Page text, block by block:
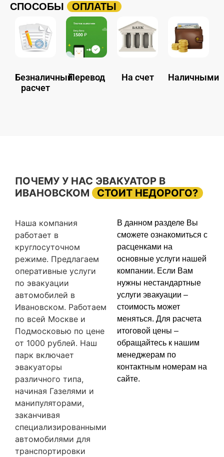
СПОСОБЫ ОПЛАТЫ
Безналичный
расчет
Перевод На счет Наличными
ПОЧЕМУ У НАС ЭВАКУАТОР В
ИВАНОВСКОМ
СТОИТ НЕДОРОГО?
Наша компания
работает в
круглосуточном
режиме. Предлагаем
оперативные услуги
по эвакуации
автомобилей в
Ивановском. Работаем
по всей Москве и
Подмосковью по цене
от 1000 рублей. Наш
парк включает
эвакуаторы
различного типа,
начиная Газелями и
манипуляторами,
заканчивая
специализированными
автомобилями для
транспортировки
В данном разделе Вы
сможете ознакомиться с
расценками на
основные услуги нашей
компании. Если Вам
нужны нестандартные
услуги эвакуации –
стоимость может
меняться. Для расчета
итоговой цены –
обращайтесь к нашим
менеджерам по
контактным номерам на
сайте.